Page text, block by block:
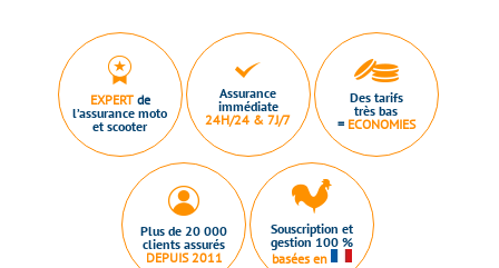
EXPERTde
l’assurance moto
et scooter
Assurance
immédiate
24H/24 & 7J/7
Des tarifs
très bas
= ECONOMIES
Plus de 20 000
clients assurés
DEPUIS 2011
Souscription et
gestion 100 %
basées en